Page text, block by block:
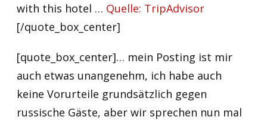
with this hotel … Quelle: TripAdvisor
[/quote_box_center]
[quote_box_center]… mein Posting ist mir
auch etwas unangenehm, ich habe auch
keine Vorurteile grundsätzlich gegen
russische Gäste, aber wir sprechen nun mal